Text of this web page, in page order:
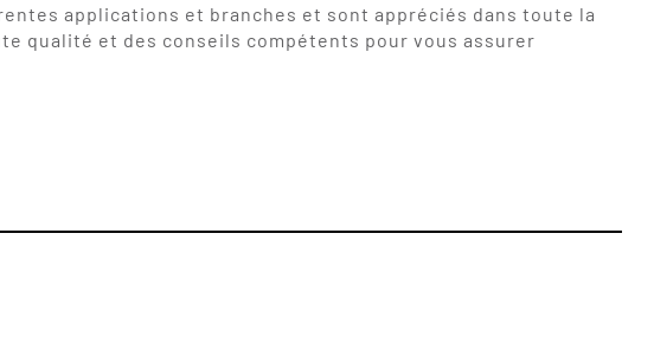
applications et branches et sont appréciés dans toute la
qualité et des conseils compétents pour vous assurer